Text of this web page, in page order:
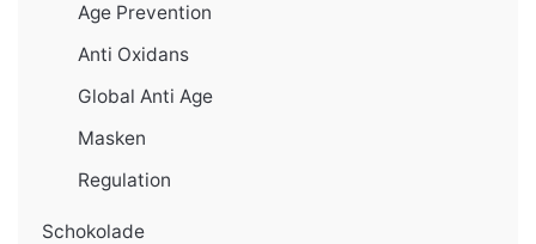
Age Prevention
Anti Oxidans
Global Anti Age
Masken
Regulation
Schokolade